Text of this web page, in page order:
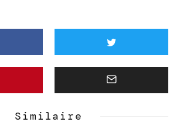
Similaire